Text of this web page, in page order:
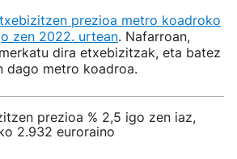
prezioa metro koadroko
zen 2022. urtean. Nafarroan,
dira etxebizitzak, eta batez
dago metro koadroa.
prezioa % 2,5 igo zen iaz,
2.932 euroraino